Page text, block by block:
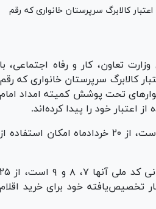
کالابرگ سرپرستان خانواری که رقم
تعاون، کار و رفاه اجتماعی، با
کالابرگ سرپرستان خانواری که رقم
شده و تمامی خانوار‌های تحت پوشش کمیته امداد امام
اعتبار خود را پیدا کرده‌اند.
وی افزود: سرپرستان خانواری که رقم پایانی کد ملی آنها ۳، ۴، ۵ و ۶ است، از ۲۰ خردادماه امکان استفاده از
زنگنه ادامه داد: در مرحله سوم، اعتبار کالابرگ خانوار‌هایی که رقم پایانی کد ملی آنها ۷، ۸ و ۹ است، از ۲۵
تخصیص‌یافته خود برای خرید اقلام